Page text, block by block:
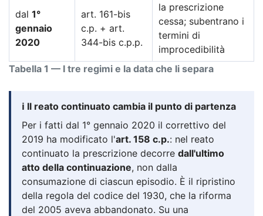
Tabella 1 — I tre regimi e la data che li separa
dal 1°
gennaio
2020
art. 161-bis
c.p. + art.
344-bis c.p.p.
la prescrizione
cessa; subentrano i
termini di
improcedibilità
ℹ️ Il reato continuato cambia il punto di partenza
Per i fatti dal 1° gennaio 2020 il correttivo del
2019 ha modificato l'art. 158 c.p.: nel reato
continuato la prescrizione decorre dall'ultimo
atto della continuazione, non dalla
consumazione di ciascun episodio. È il ripristino
della regola del codice del 1930, che la riforma
del 2005 aveva abbandonato. Su una